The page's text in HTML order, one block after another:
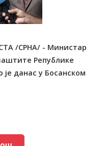
/СРНА/ - Министар
Републике
је данас у Босанском